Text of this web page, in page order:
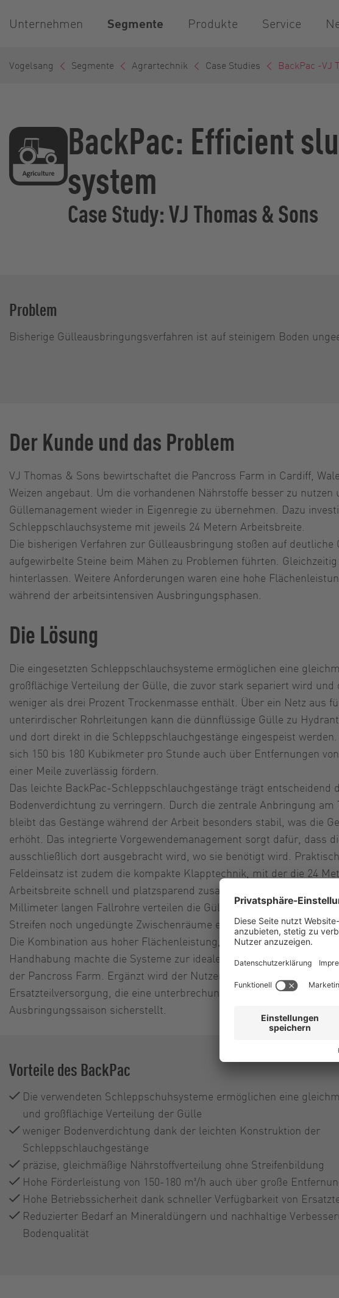
Unternehmen Segmente Produkte Service
Vogelsang Segmente Agrartechnik Case Studies BackPac -VJ
BackPac: Efficient
system
Case Study: VJ Thomas & Sons
Problem
Bisherige Gülleausbringungsverfahren ist auf steinigem Boden
Der Kunde und das Problem
VJ Thomas & Sons bewirtschaftet die Pancross Farm in Cardiff,
Weizen angebaut. Um die vorhandenen Nährstoffe besser zu
Güllemanagement wieder in Eigenregie zu übernehmen. Dazu
Schleppschlauchsysteme mit jeweils 24 Metern Arbeitsbreite.
Die bisherigen Verfahren zur Gülleausbringung stoßen auf
aufgewirbelte Steine beim Mähen zu Problemen führten.
hinterlassen. Weitere Anforderungen waren eine hohe
während der arbeitsintensiven Ausbringungsphasen.
Die Lösung
Die eingesetzten Schleppschlauchsysteme ermöglichen eine
großflächige Verteilung der Gülle, die zuvor stark separiert wird und
weniger als drei Prozent Trockenmasse enthält. Über ein Netz aus
unterirdischer Rohrleitungen kann die dünnflüssige Gülle zu
und dort direkt in die Schleppschlauchgestänge eingespeist
sich 150 bis 180 Kubikmeter pro Stunde auch über Entfernungen
einer Meile zuverlässig fördern.
Das leichte BackPac-Schleppschlauchgestänge trägt entscheidend
Bodenverdichtung zu verringern. Durch die zentrale Anbringung am
bleibt das Gestänge während der Arbeit besonders stabil, was die
erhöht. Das integrierte Vorgewendemanagement sorgt dafür, dass
ausschließlich dort ausgebracht wird, wo sie benötigt wird.
Feldeinsatz ist zudem die kompakte Klapptechnik, mit der die 24
Arbeitsbreite schnell und platzsparend zusammengelegt werden
Millimeter langen Fallrohre verteilen die Gülle gleichmäßig, sodass
Streifen noch ungedüngte Zwischenräume entstehen.
Die Kombination aus hoher Flächenleistung, präziser Dosierung und
Handhabung machte die Systeme zur idealen Lösung für die
der Pancross Farm. Ergänzt wird der Nutzen durch eine zuverlässige
Ersatzteilversorgung, die eine unterbrechungsfreie Arbeit während
Ausbringungssaison sicherstellt.
Vorteile des BackPac
Die verwendeten Schleppschuhsysteme ermöglichen eine
und großflächige Verteilung der Gülle
weniger Bodenverdichtung dank der leichten Konstruktion der
Schleppschlauchgestänge
präzise, gleichmäßige Nährstoffverteilung ohne Streifenbildung
Hohe Förderleistung von 150-180 m³/h auch über große
Hohe Betriebssicherheit dank schneller Verfügbarkeit von
Reduzierter Bedarf an Mineraldüngern und nachhaltige
Bodenqualität